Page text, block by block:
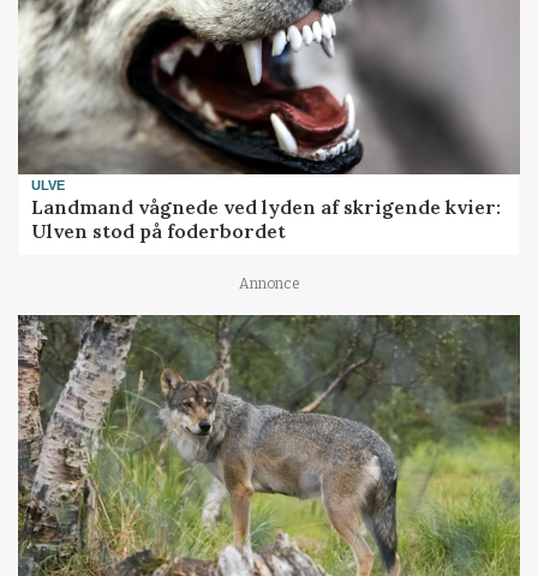
ULVE
Landmand vågnede ved lyden af skrigende kvier:
Ulven stod på foderbordet
Annonce